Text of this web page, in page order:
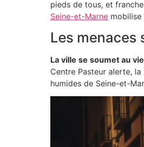
pieds de tous, et
Seine-et-Marne
Les menaces
La ville se soumet au
Centre Pasteur alerte,
humides de Seine-et-